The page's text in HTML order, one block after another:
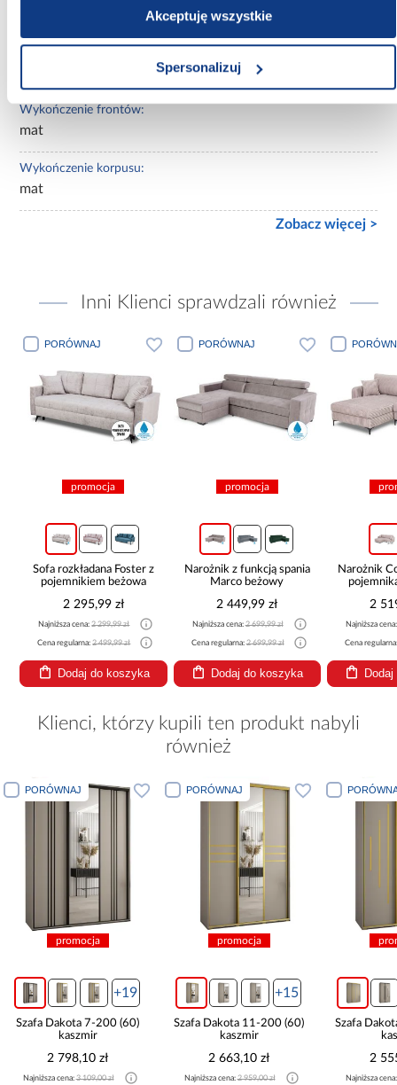
Akceptuję wszystkie
Spersonalizuj
Ilość drzwi:
Wykończenie frontów:
mat
Wykończenie korpusu:
mat
Zobacz więcej >
Inni Klienci sprawdzali również
PORÓWNAJ
promocja
Sofa rozkładana Foster z
pojemnikiem beżowa
2 295,99 zł
Najniższa cena:2 299,99 zł
Cena regularna:2 499,99 zł
Dodaj do koszyka
PORÓWNAJ
promocja
Narożnik z funkcją spania
Marco beżowy
2 449,99 zł
Najniższa cena:2 699,99 zł
Cena regularna:2 699,99 zł
Dodaj do koszyka
Narożnik
2
Najniższa
Cena
Klienci, którzy kupili ten produkt nabyli
również
PORÓWNAJ
promocja
+19
Szafa Dakota 7-200 (60)
kaszmir
2 798,10 zł
Najniższa cena:3 109,00 zł
PORÓWNAJ
promocja
+15
Szafa Dakota 11-200 (60)
kaszmir
2 663,10 zł
Najniższa cena:2 959,00 zł
Szafa
2
Najniższa